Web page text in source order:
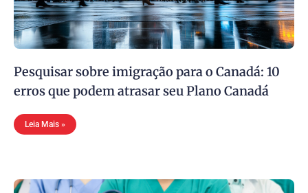
Pesquisar sobre imigração para o Canadá: 10
erros que podem atrasar seu Plano Canadá
Leia Mais »